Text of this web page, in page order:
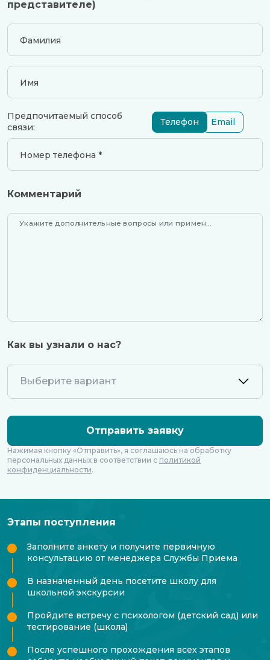
представителе)
Фамилия
Имя
Предпочитаемый способ
связи:
Телефон Email
Номер телефона *
Комментарий
Укажите дополнительные вопросы или примение, если необходимо
Как вы узнали о нас?
Нажимая кнопку «Отправить», я соглашаюсь на обработку
персональных данных в соответствии с политикой
конфиденциальности.
Этапы поступления
Заполните анкету и получите первичную
консультацию от менеджера Службы Приема
В назначенный день посетите школу для
школьной экскурсии
Пройдите встречу с психологом (детский сад) или
тестирование (школа)
После успешного прохождения всех этапов